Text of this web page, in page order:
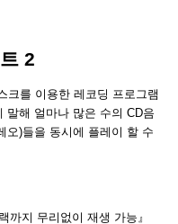
2
크를 이용한 레코딩 프로그램
말해 얼마나 많은 수의 CD음
오)들을 동시에 플레이 할 수
까지 무리없이 재생 가능』